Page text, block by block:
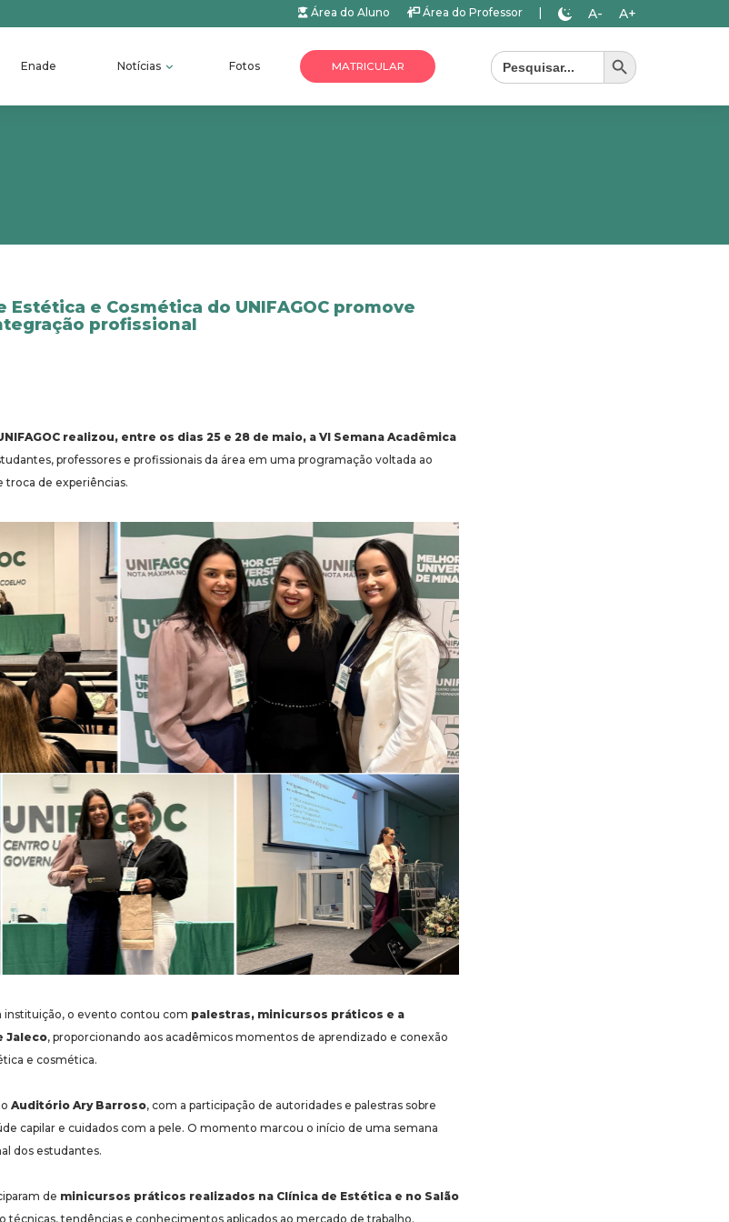
Área do Aluno Área do Professor A- A+
Enade Notícias Fotos MATRICULAR
Search
for:
Search Button
Estética e Cosmética do UNIFAGOC promove
profissional
realizou, entre os dias 25 e 28 de maio, a VI Semana Acadêmica
professores e profissionais da área em uma programação voltada ao
troca de experiências.
instituição, o evento contou com palestras, minicursos práticos e a
Jaleco, proporcionando aos acadêmicos momentos de aprendizado e conexão
e cosmética.
Auditório Ary Barroso, com a participação de autoridades e palestras sobre
capilar e cuidados com a pele. O momento marcou o início de uma semana
dos estudantes.
de minicursos práticos realizados na Clínica de Estética e no Salão
técnicas, tendências e conhecimentos aplicados ao mercado de trabalho.